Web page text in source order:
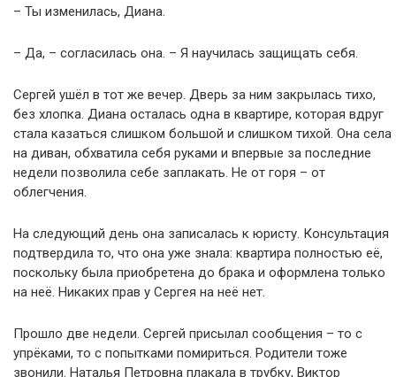
– Ты изменилась, Диана.
– Да, – согласилась она. – Я научилась защищать себя.
Сергей ушёл в тот же вечер. Дверь за ним закрылась тихо,
без хлопка. Диана осталась одна в квартире, которая вдруг
стала казаться слишком большой и слишком тихой. Она села
на диван, обхватила себя руками и впервые за последние
недели позволила себе заплакать. Не от горя – от
облегчения.
На следующий день она записалась к юристу. Консультация
подтвердила то, что она уже знала: квартира полностью её,
поскольку была приобретена до брака и оформлена только
на неё. Никаких прав у Сергея на неё нет.
Прошло две недели. Сергей присылал сообщения – то с
упрёками, то с попытками помириться. Родители тоже
звонили. Наталья Петровна плакала в трубку, Виктор